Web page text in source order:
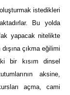
istedikleri
Bu yolda
yapacak nitelikte
çıkma eğilimi
bir kısım dinsel
aksine,
açma, cami